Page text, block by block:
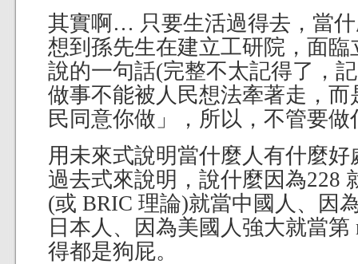
其實啊… 只要生活過得去，當
想到孫先生在建立工研院，面
說的一句話(完整不太記得了，
做事不能被人民想法牽著走，
民同意你做」，所以，不管要
用未來式說明當什麼人有什麼
過去式來說明，說什麼因為228
(或 BRIC 理論)就當中國人、因
日本人、因為美國人強大就當
得都是狗屁。